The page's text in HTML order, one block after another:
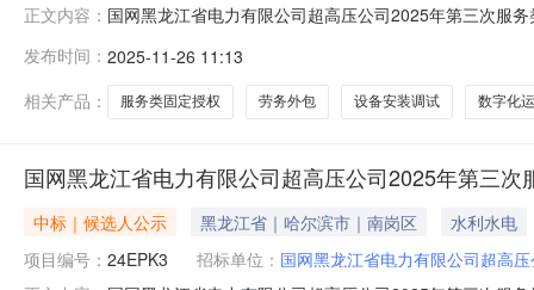
正文内容： 国网黑龙江省电力有限公司超高压公司2025年第三次服
购（框架）24EPK3项目采购评审工作已经结束，现将评
期间以书面形式提出。序号
发布时间： 2025-11-26 11:13
相关产品：
服务类固定授权 劳务外包 设备安装调试 数字化
国网黑龙江省电力有限公司超高压公司2025年第三
中标｜候选人公示 黑龙江省｜哈尔滨市｜南岗区
水利水电
项目编号： 24EPK3 招标单位： 国网黑龙江省电力有限公司超高